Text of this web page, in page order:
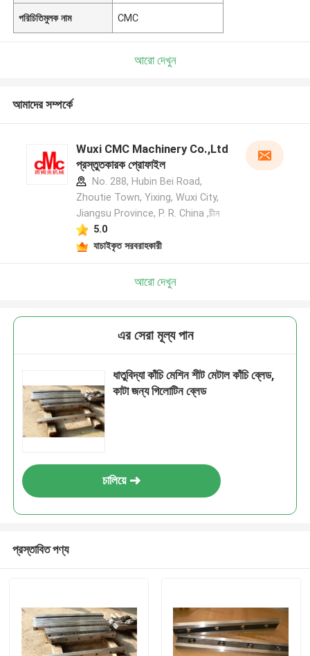
পরিচিতিমুলক নাম CMC
আরো দেখুন
আমাদের সম্পর্কে
Wuxi CMC Machinery Co.,Ltd
প্রস্তুতকারক প্রোফাইল
No. 288, Hubin Bei Road,
Zhoutie Town, Yixing, Wuxi City,
Jiangsu Province, P. R. China ,চীন
5.0
যাচাইকৃত সরবরাহকারী
আরো দেখুন
এর সেরা মূল্য পান
ধাতুবিদ্যা কাঁচি মেশিন শীট মেটাল কাঁচি ব্লেড,
কাটা জন্য গিলোটিন ব্লেড
চালিয়ে
প্রস্তাবিত পণ্য